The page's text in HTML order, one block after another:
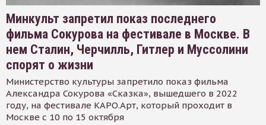
Минкульт запретил показ последнего
фильма Сокурова на фестивале в Москве. В
нем Сталин, Черчилль, Гитлер и Муссолини
спорят о жизни
Министерство культуры запретило показ фильма
Александра Сокурова «Сказка», вышедшего в 2022
году, на фестивале КАРО.Арт, который проходит в
Москве с 10 по 15 октября